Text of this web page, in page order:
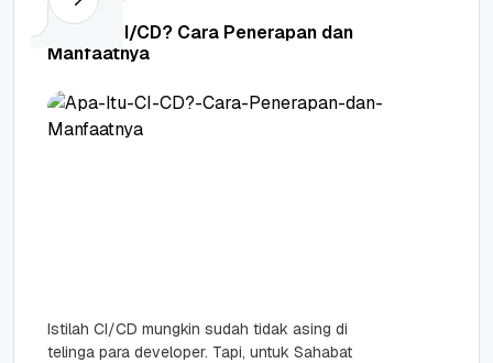
Apa Itu CI/CD? Cara Penerapan dan
Manfaatnya
Istilah CI/CD mungkin sudah tidak asing di
telinga para developer. Tapi, untuk Sahabat